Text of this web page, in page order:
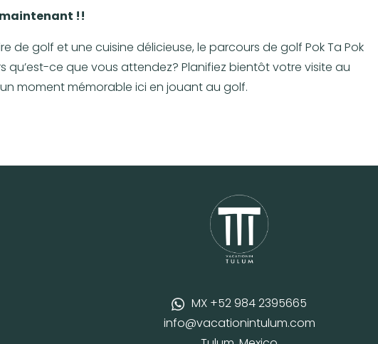
maintenant !!
de golf et une cuisine délicieuse, le parcours de golf Pok Ta Pok
qu’est-ce que vous attendez? Planifiez bientôt votre visite au
moment mémorable ici en jouant au golf.
MX +52 984 2395665
info@vacationintulum.com